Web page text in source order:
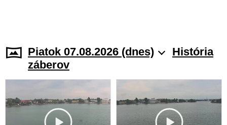
Piatok 07.08.2026 (dnes)
História
záberov